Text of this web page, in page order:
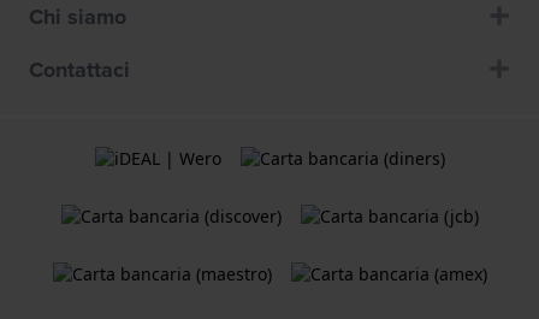
Chi siamo
Contattaci